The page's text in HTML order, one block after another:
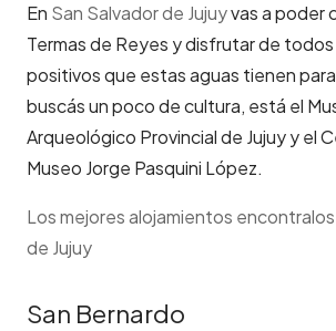
En San Salvador de Jujuyvas a poder
Termas de Reyes y disfrutar de
positivos que estas aguas tienen
buscás un poco de cultura, está el
Arqueológico Provincial de Jujuy y el
Museo Jorge Pasquini López.
Los mejores alojamientos
de Jujuy
San Bernardo